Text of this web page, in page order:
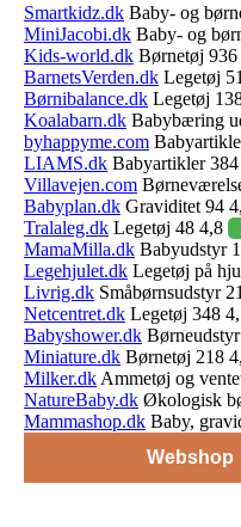
Smartkidz.dk Baby- og
MiniJacobi.dk Baby- og
Kids-world.dk Børnetøj 936
BarnetsVerden.dk Legetøj
Børnibalance.dk Legetøj
Koalabarn.dk Babybæring
byhappyme.com
LIAMS.dk Babyartikler
Villavejen.com
Babyplan.dk Graviditet 94
Tralaleg.dk Legetøj 48 4,8
MamaMilla.dk Babyudstyr
Legehjulet.dk Legetøj på
Livrig.dk Småbørnsudstyr
Netcentret.dk Legetøj 348
Babyshower.dk
Miniature.dk Børnetøj 218
Milker.dk Ammetøj og
NatureBaby.dk Økologisk
Mammashop.dk Baby,
Webshop